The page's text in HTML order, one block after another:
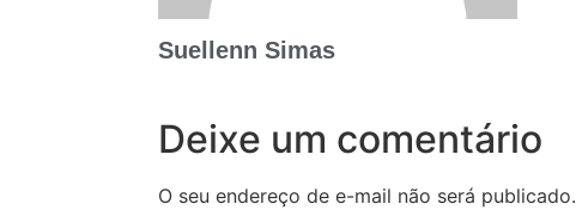
Suellenn Simas
Deixe um comentário
O seu endereço de e-mail não será publicado.